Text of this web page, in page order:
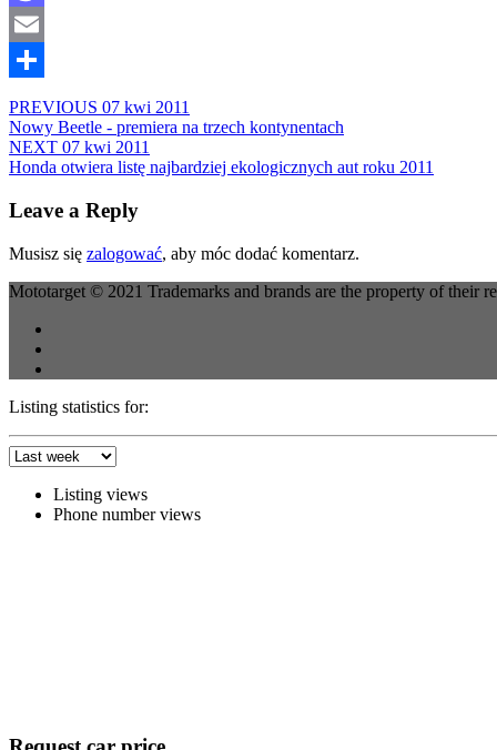
Mastodon
Email
PREVIOUS 07 kwi 2011
Nowy Beetle - premiera na trzech kontynentach
NEXT 07 kwi 2011
Honda otwiera listę najbardziej ekologicznych aut roku 2011
Leave a Reply
Musisz się zalogować, aby móc dodać komentarz.
Mototarget © 2021 Trademarks and brands are the property of their
Listing statistics for:
Listing views
Phone number views